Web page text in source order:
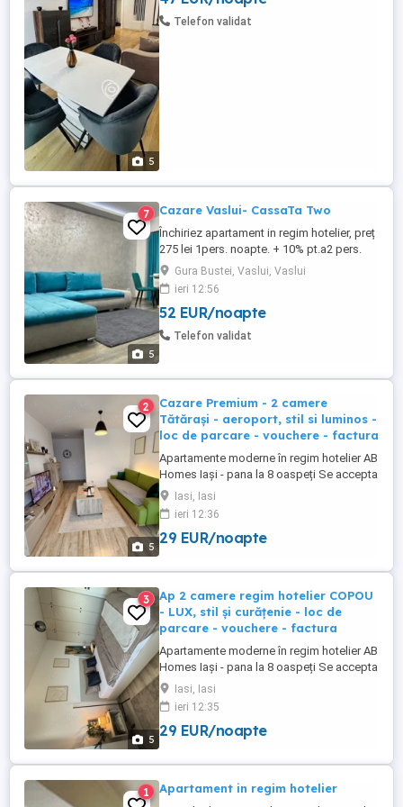
5
International Acest apartament ofera
Telefon validat
5
7 Cazare Vaslui- CassaTa Two
Închiriez apartament in regim hotelier, preț
275 lei 1pers. noapte. + 10% pt.a2 pers.
Pretul este negociabil in funcție de nr.de
persoane, perioada de închiriere. NU
ESCORTE
Gura Bustei, Vaslui, Vaslui
ieri 12:56
52 EUR/noapte
Telefon validat
5
2
Cazare Premium - 2 camere
Tătărași - aeroport, stil si luminos -
loc de parcare - vouchere - factura
Apartamente moderne în regim hotelier AB
Homes Iași - pana la 8 oaspeți Se accepta
plata cu vochere de vacanță - se oferă
factura whatsapp: #zero #sapte #patru
#noua #cinci #cinci #opt #șapte #zero
#cinci Descoperă confortul de acasă în
cele mai căutate zone din ...
Iasi, Iasi
ieri 12:36
29 EUR/noapte
5
3
Ap 2 camere regim hotelier COPOU
- LUX, stil și curățenie - loc de
parcare - vouchere - factura
Apartamente moderne în regim hotelier AB
Homes Iași - pana la 8 oaspeți Se accepta
plata cu vochere de vacanță - se oferă
factura whatsapp: zero șapte patru noua
cinci cinci opt șapte zero cinci Descoperă
confortul de acasă în apartamentele AB
zone din Iași Palas, ...
Iasi, Iasi
ieri 12:35
29 EUR/noapte
1 Apartament in regim hotelier